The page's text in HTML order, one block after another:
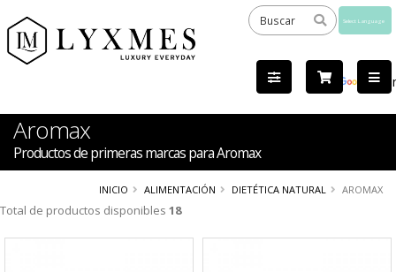
by
Aromax
Productos de primeras marcas para Aromax
INICIO ALIMENTACIÓN DIETÉTICA NATURAL AROMAX
Total de productos disponibles 18